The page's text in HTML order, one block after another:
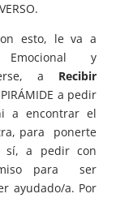
esto, le va a
Emocional y
a Recibir
a pedir
a encontrar el
para ponerte
sí, a pedir con
para ser
ayudado/a. Por